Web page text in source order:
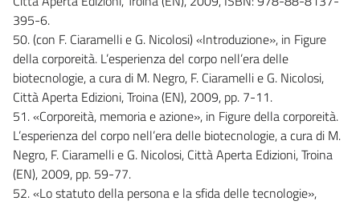
395-6.
50. (con F. Ciaramelli e G. Nicolosi) «Introduzione», in Figure
della corporeità. L’esperienza del corpo nell’era delle
biotecnologie, a cura di M. Negro, F. Ciaramelli e G. Nicolosi,
Città Aperta Edizioni, Troina (EN), 2009, pp. 7-11.
51. «Corporeità, memoria e azione», in Figure della corporeità.
L’esperienza del corpo nell’era delle biotecnologie, a cura di M.
Negro, F. Ciaramelli e G. Nicolosi, Città Aperta Edizioni, Troina
(EN), 2009, pp. 59-77.
52. «Lo statuto della persona e la sfida delle tecnologie»,